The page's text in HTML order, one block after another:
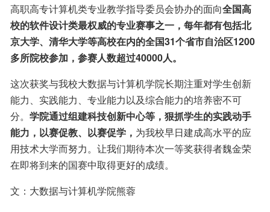
高职高专计算机类专业教学指导委员会协办的面向全国高
校的软件设计类最权威的专业赛事之一，每年都有包括北
京大学、清华大学等高校在内的全国31个省市自治区1200
多所院校参加，参赛人数超过40000人。
这次获奖与我校大数据与计算机学院长期注重对学生创新
能力、实践能力、专业能力以及综合能力的培养密不可
分。 学院通过组建科技创新中心等，狠抓学生的实践动手
能力，以赛促教、以赛促学， 为我校早日建成高水平的应
用技术大学而努力。让我们期待本次一等奖获得者魏金荣
在即将到来的国赛中取得更好的成绩。
文：大数据与计算机学院熊蓉